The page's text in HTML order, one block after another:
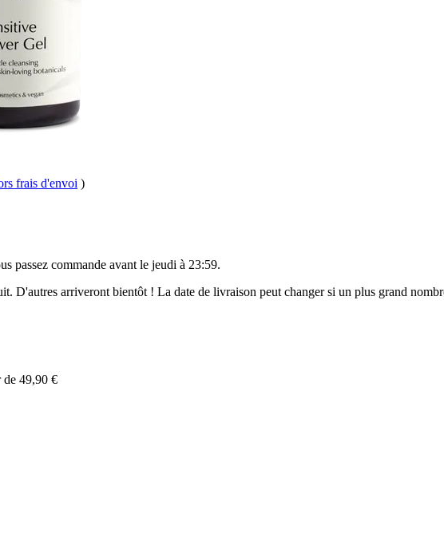
frais d'envoi )
passez commande avant le jeudi à 23:59.
D'autres arriveront bientôt ! La date de livraison peut changer si un plus grand
de 49,90 €